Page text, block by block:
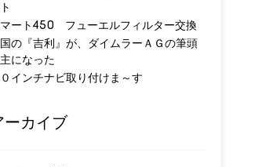
マート450 フューエルフィルター交換
の『吉利』が、ダイムラーＡＧの筆頭
になった
０インチナビ取り付けま～す
ーカイブ